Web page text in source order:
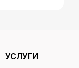
УСЛУГИ